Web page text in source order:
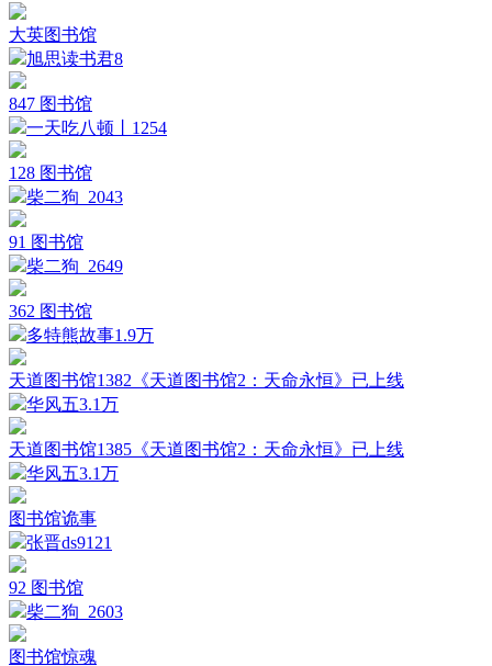
大英图书馆
旭思读书君8
847 图书馆
一天吃八顿丨 1254
128 图书馆
柴二狗_ 2043
91 图书馆
柴二狗_ 2649
362 图书馆
多特熊故事1.9万
天道图书馆1382《天道图书馆2：天命永恒》已上线
华风五3.1万
天道图书馆1385《天道图书馆2：天命永恒》已上线
华风五3.1万
图书馆诡事
张晋ds9121
92 图书馆
柴二狗_ 2603
图书馆惊魂